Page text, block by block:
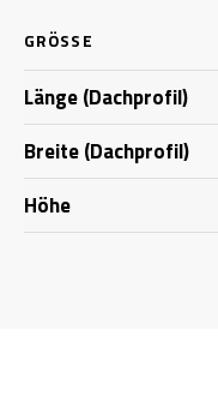
GRÖSSE
Länge (Dachprofil)
Breite (Dachprofil)
Höhe